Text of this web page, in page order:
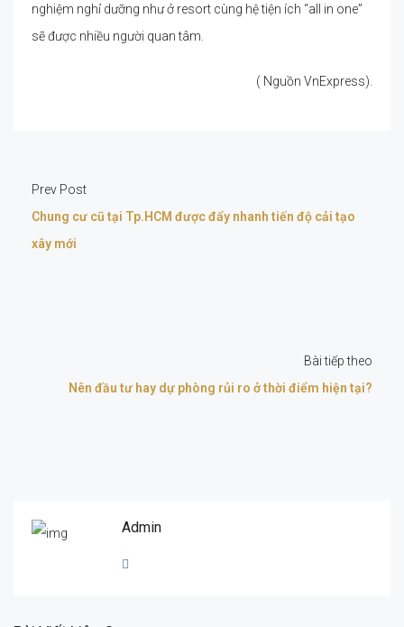
nghiệm nghỉ dưỡng như ở resort cùng hệ tiện ích “all in one”
sẽ được nhiều người quan tâm.
( Nguồn VnExpress).
Prev Post
Chung cư cũ tại Tp.HCM được đẩy nhanh tiến độ cải tạo
xây mới
Bài tiếp theo
Nên đầu tư hay dự phòng rủi ro ở thời điểm hiện tại?
Admin